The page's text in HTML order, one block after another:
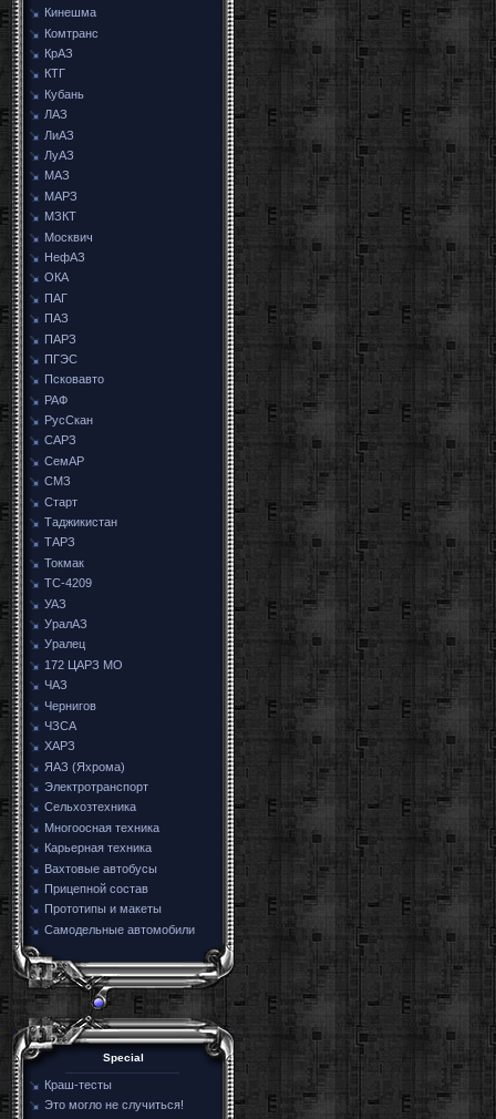
Кинешма
Комтранс
КрАЗ
КТГ
Кубань
ЛАЗ
ЛиАЗ
ЛуАЗ
МАЗ
МАРЗ
МЗКТ
Москвич
НефАЗ
ОКА
ПАГ
ПАЗ
ПАРЗ
ПГЭС
Псковавто
РАФ
РусСкан
САРЗ
СемАР
СМЗ
Старт
Таджикистан
ТАРЗ
Токмак
ТС-4209
УАЗ
УралАЗ
Уралец
172 ЦАРЗ МО
ЧАЗ
Чернигов
ЧЗСА
ХАРЗ
ЯАЗ (Яхрома)
Электротранспорт
Сельхозтехника
Многоосная техника
Карьерная техника
Вахтовые автобусы
Прицепной состав
Прототипы и макеты
Самодельные автомобили
Special
Краш-тесты
Это могло не случиться!